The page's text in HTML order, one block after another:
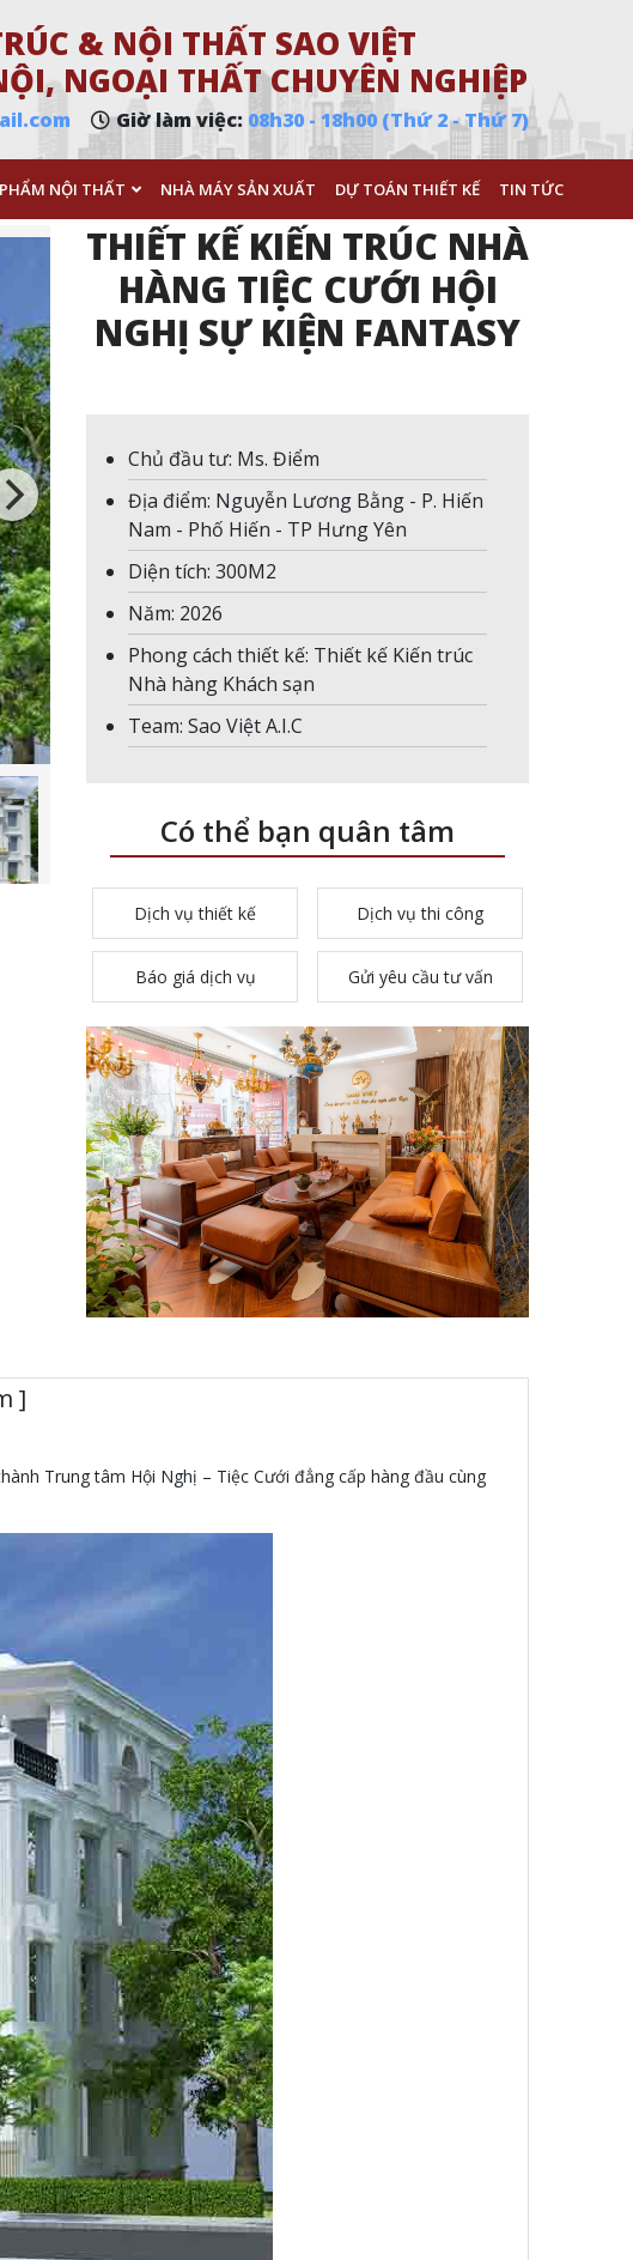
& NỘI THẤT SAO VIỆT
NGOẠI THẤT CHUYÊN NGHIỆP
Giờ làm việc: 08h30 - 18h00 (Thứ 2 - Thứ 7)
NỘI THẤT NHÀ MÁY SẢN XUẤT DỰ TOÁN THIẾT KẾ TIN TỨC
THIẾT KẾ KIẾN TRÚC NHÀ
HÀNG TIỆC CƯỚI HỘI
NGHỊ SỰ KIỆN FANTASY
Chủ đầu tư: Ms. Điểm
Địa điểm: Nguyễn Lương Bằng - P. Hiến
Nam - Phố Hiến - TP Hưng Yên
Diện tích: 300M2
Năm: 2026
Phong cách thiết kế: Thiết kế Kiến trúc
Nhà hàng Khách sạn
Team: Sao Việt A.I.C
Có thể bạn quân tâm
Dịch vụ thiết kế Dịch vụ thi công
Báo giá dịch vụ Gửi yêu cầu tư vấn
]
Trung tâm Hội Nghị – Tiệc Cưới đẳng cấp hàng đầu cùng